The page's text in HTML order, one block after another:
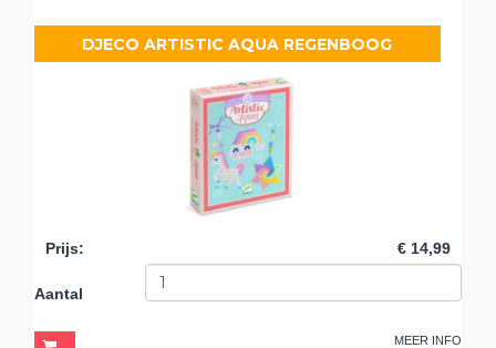
DJECO ARTISTIC AQUA REGENBOOG
Prijs: € 14,99
Aantal
MEER INFO